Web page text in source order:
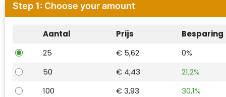
Kingcap
MyKit
Step 1: Choose your amount
Aantal Prijs
Besparing
25
€ 5,62
0%
50
€ 4,43
21,2%
100
€ 3,93
30,1%